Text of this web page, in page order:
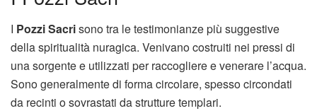
I Pozzi Sacrisono tra le testimonianze più suggestive
della spiritualità nuragica. Venivano costruiti nei pressi di
una sorgente e utilizzati per raccogliere e venerare l’acqua.
Sono generalmente di forma circolare, spesso circondati
da recinti o sovrastati da strutture templari.